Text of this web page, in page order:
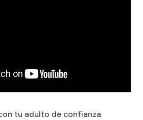
tu adulto de confianza